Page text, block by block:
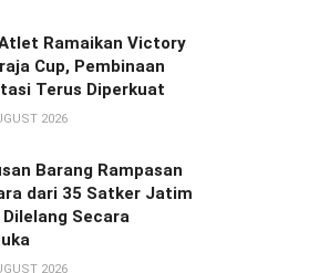
Ramaikan Victory
Cup, Pembinaan
Terus Diperkuat
2026
Barang Rampasan
dari 35 Satker Jatim
Dilelang Secara
2026